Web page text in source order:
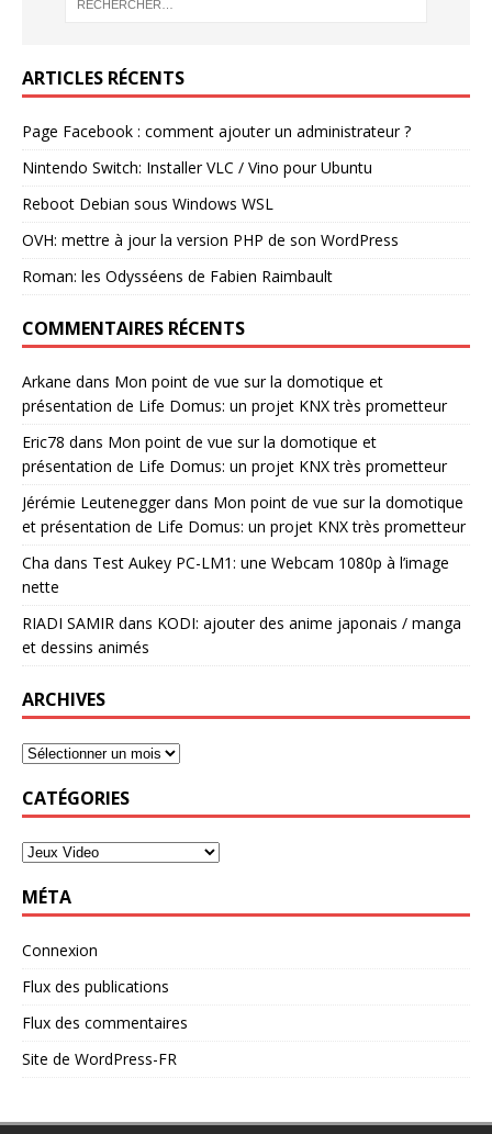
ARTICLES RÉCENTS
Page Facebook : comment ajouter un administrateur ?
Nintendo Switch: Installer VLC / Vino pour Ubuntu
Reboot Debian sous Windows WSL
OVH: mettre à jour la version PHP de son WordPress
Roman: les Odysséens de Fabien Raimbault
COMMENTAIRES RÉCENTS
Arkane dans Mon point de vue sur la domotique et
présentation de Life Domus: un projet KNX très prometteur
Eric78 dans Mon point de vue sur la domotique et
présentation de Life Domus: un projet KNX très prometteur
Jérémie Leuteneggerdans Mon point de vue sur la domotique
et présentation de Life Domus: un projet KNX très prometteur
Cha dans Test Aukey PC-LM1: une Webcam 1080p à l’image
nette
RIADI SAMIR dans KODI: ajouter des anime japonais / manga
et dessins animés
ARCHIVES
CATÉGORIES
MÉTA
Connexion
Flux des publications
Flux des commentaires
Site de WordPress-FR